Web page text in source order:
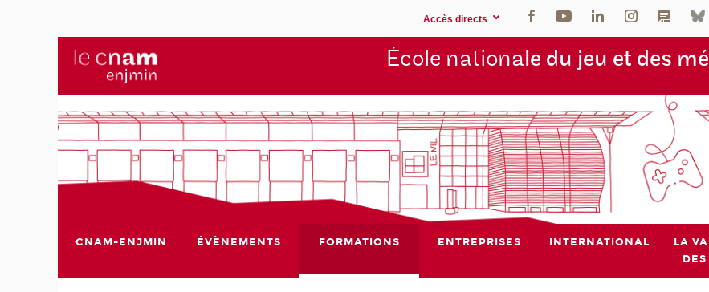
Accès directs
École nationale du jeu et des
CNAM-ENJMIN ÉVÈNEMENTS FORMATIONS ENTREPRISES INTERNATIONAL
LA